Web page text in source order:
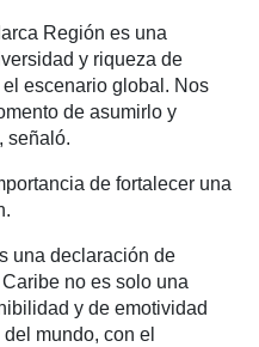
Región es una
y riqueza de
escenario global. Nos
de asumirlo y
señaló.
de fortalecer una
una declaración de
no es solo una
y de emotividad
mundo, con el